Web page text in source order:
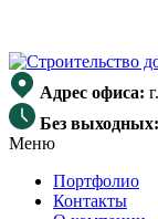
Адрес офиса:
Без выходных:
Меню
Портфолио
Контакты